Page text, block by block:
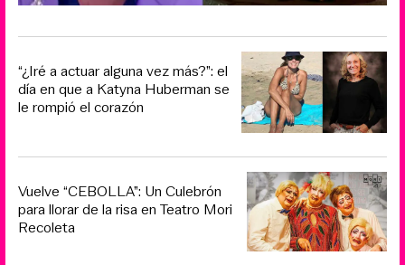
“¿Iré a actuar alguna vez más?”: el
día en que a Katyna Huberman se
le rompió el corazón
Vuelve “CEBOLLA”: Un Culebrón
para llorar de la risa en Teatro Mori
Recoleta